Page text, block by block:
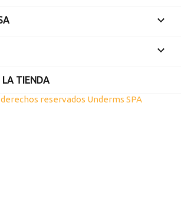


LA TIENDA
reservados Underms SPA